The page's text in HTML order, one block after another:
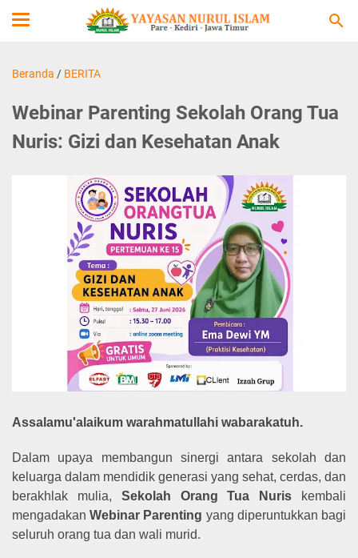
Beranda / BERITA
Webinar Parenting Sekolah Orang Tua
Nuris: Gizi dan Kesehatan Anak
Assalamu'alaikum warahmatullahi wabarakatuh.
Dalam upaya membangun sinergi antara sekolah dan
keluarga dalam mendidik generasi yang sehat, cerdas, dan
berakhlak mulia, Sekolah Orang Tua Nuris kembali
mengadakanWebinar Parenting yang diperuntukkan bagi
seluruh orang tua dan wali murid.